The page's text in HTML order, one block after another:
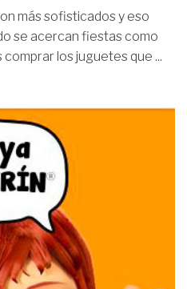
más sofisticados y eso
se acercan fiestas como
los juguetes que ...